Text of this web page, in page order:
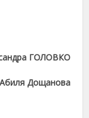
ГОЛОВКО
Дощанова